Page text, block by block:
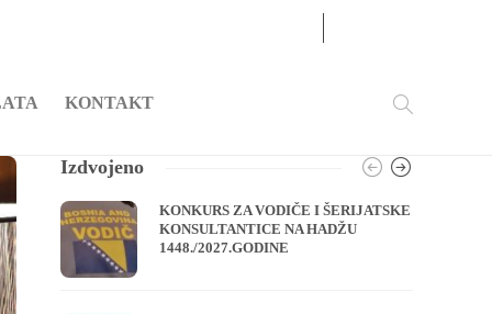
KONTAKT
Izdvojeno
KONKURS ZA VODIČE I ŠERIJATSKE
KONSULTANTICE NA HADŽU
1448./2027.GODINE